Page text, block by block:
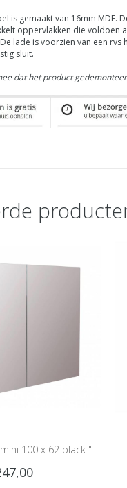
is gemaakt van 16mm MDF.
oppervlakken die voldoen
lade is voorzien van een
sluit.
dat het product
100 x 62 black "